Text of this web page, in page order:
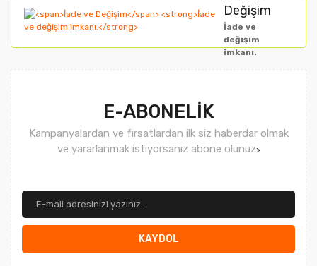
Değişim
İade ve
değişim
imkanı.
E-ABONELİK
Kampanyalardan ve fırsatlardan ilk siz haberdar olmak
ve yararlanmak istiyorsanız abone olunuz>
KAYDOL